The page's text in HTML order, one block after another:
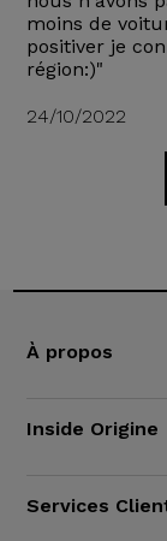
moins de
positiver je
région:)"
24/10/2022
À propos
Inside Origine
Services